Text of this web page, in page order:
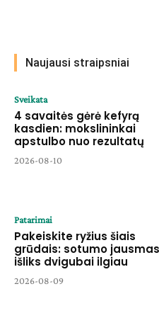
Naujausi straipsniai
Sveikata
4 savaitės gėrė kefyrą
kasdien: mokslininkai
apstulbo nuo rezultatų
2026-08-10
Patarimai
Pakeiskite ryžius šiais
grūdais: sotumo jausmas
išliks dvigubai ilgiau
2026-08-09